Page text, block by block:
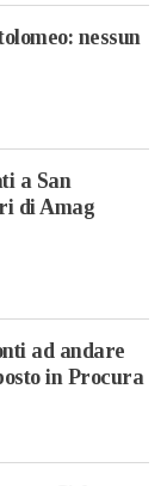
nessun
a San
di Amag
ad andare
in Procura